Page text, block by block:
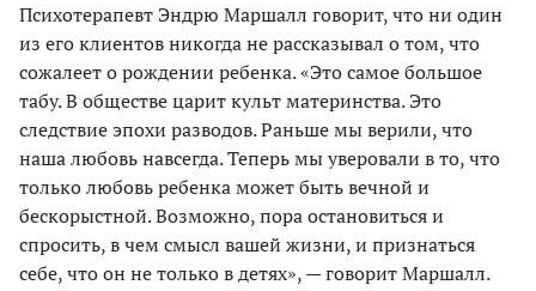
Психотерапевт Эндрю Маршалл говорит, что ни один
из его клиентов никогда не рассказывал о том, что
сожалеет о рождении ребенка. «Это самое большое
табу. В обществе царит культ материнства. Это
следствие эпохи разводов. Раньше мы верили, что
наша любовь навсегда. Теперь мы уверовали в то, что
только любовь ребенка может быть вечной и
бескорыстной. Возможно, пора остановиться и
спросить, в чем смысл вашей жизни, и признаться
себе, что он не только в детях», — говорит Маршалл.